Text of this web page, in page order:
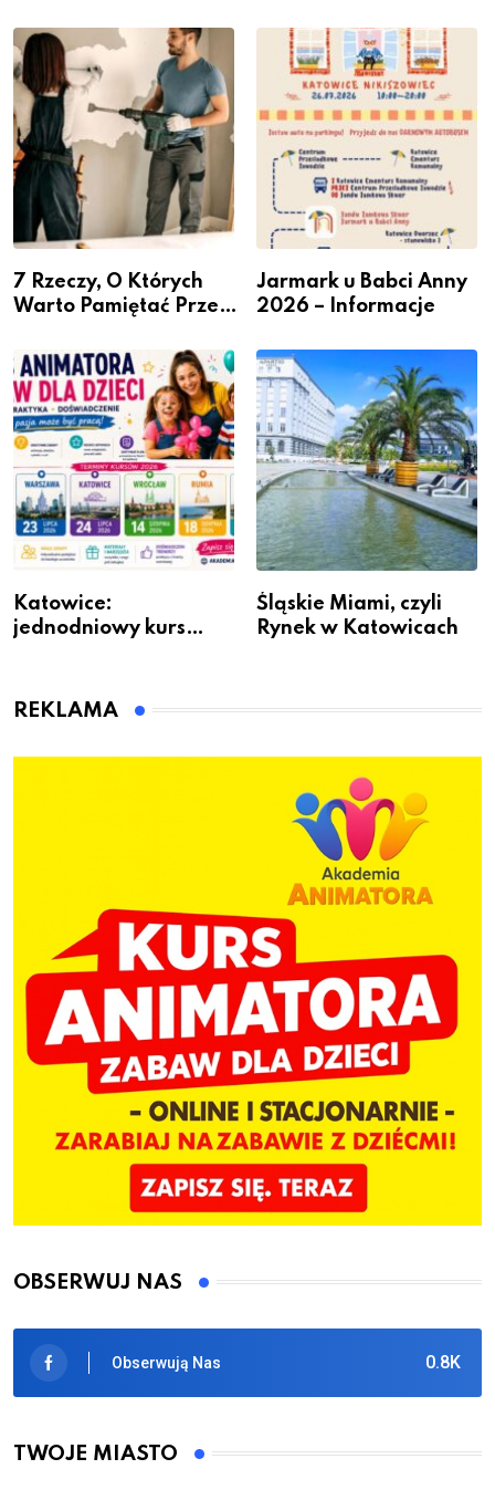
– nabór dla
przedsiębiorców
Podlesiu
7 Rzeczy, O Których
Warto Pamiętać Przed
Jarmark u Babci Anny
2026 – Informacje
Katowice:
jednodniowy kurs
dzieci
Śląskie Miami, czyli
Rynek w Katowicach
REKLAMA
OBSERWUJ NAS
0.8K
Obserwują Nas
TWOJE MIASTO